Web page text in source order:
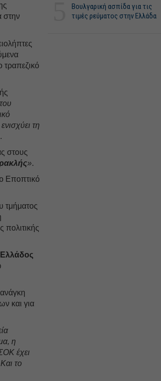
στην
τραπεζικό
τη
.
στους
».
Εποπτικό
τμήματος
πολιτικής
και για
η
έχει
το
Βουλγαρική ασπίδα για τις
τιμές ρεύματος στην Ελλάδα